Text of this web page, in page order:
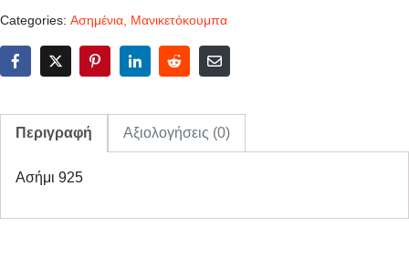
Categories: Ασημένια, Μανικετόκουμπα
Περιγραφή Αξιολογήσεις (0)
Ασήμι 925